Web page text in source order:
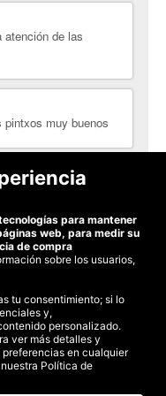
de las
muy buenos
bueno.
|Política de cookies
2020
para mantener
web, para medir su
de compra
sobre los usuarios,
tu consentimiento; si lo
y,
personalizado.
ver más detalles y
en cualquier
Política de